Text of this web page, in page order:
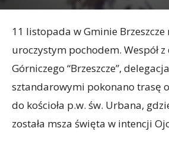
11 listopada w Gminie Brzeszcze
uroczystym pochodem. Wespół
Górniczego “Brzeszcze”,
sztandarowymi pokonano trasę
do kościoła p.w. św. Urbana,
została msza święta w intencji